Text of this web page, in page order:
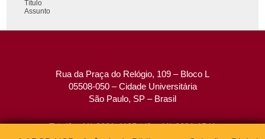
Título
Assunto
Rua da Praça do Relógio, 109 – Bloco L
05508-050 – Cidade Universitária
São Paulo, SP – Brasil
Tel: (0xx11) 3091-4195 / (0xx11) 3091-1541